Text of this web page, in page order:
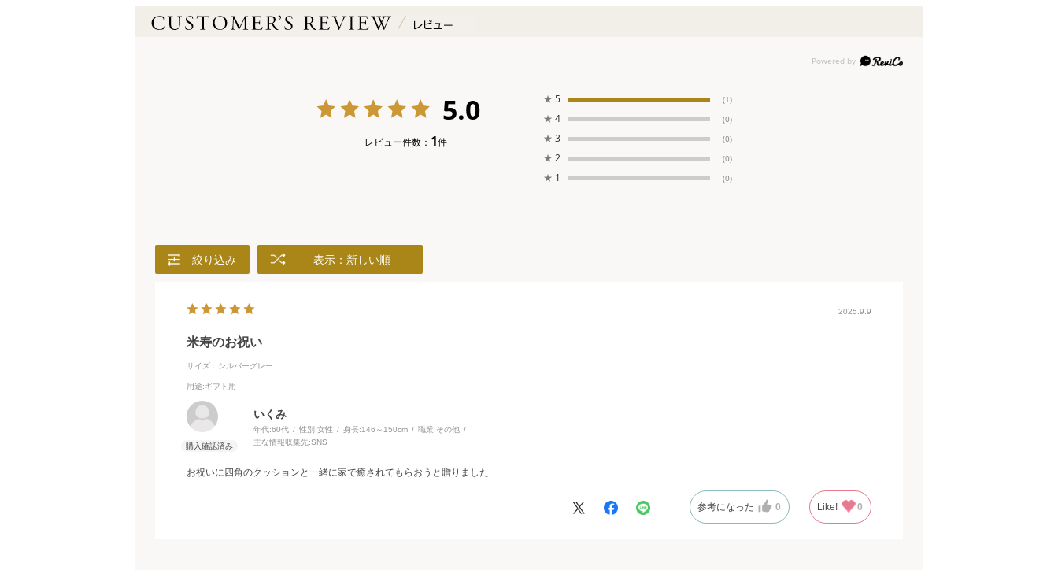
5.0
レビュー件数： 1件
★ 5 (1)
★ 4 (0)
★ 3 (0)
★ 2 (0)
★ 1 (0)
絞り込み 表示：新しい順
2025.9.9
米寿のお祝い
サイズ：シルバーグレー
用途:ギフト用
いくみ
年代:60代 性別:女性 身長:146～150cm 職業:その他
主な情報収集先:SNS
お祝いに四角のクッションと一緒に家で癒されてもらおうと贈りました
参考になった 0 Like! 0